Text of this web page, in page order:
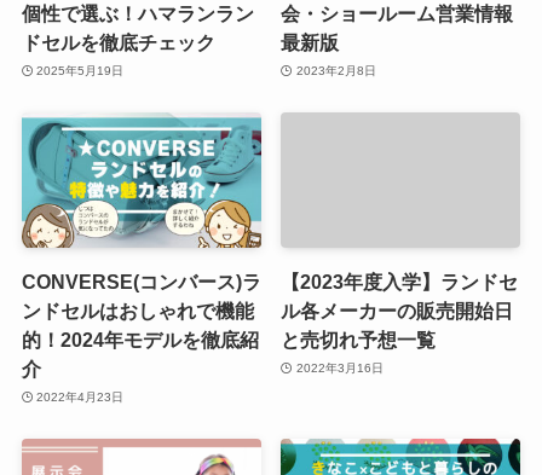
個性で選ぶ！ハマランラン
ドセルを徹底チェック
2025年5月19日
会・ショールーム営業情報
最新版
2023年2月8日
CONVERSE(コンバース)ラ
ンドセルはおしゃれで機能
的！2024年モデルを徹底紹
介
2022年4月23日
【2023年度入学】ランドセ
ル各メーカーの販売開始日
と売切れ予想一覧
2022年3月16日